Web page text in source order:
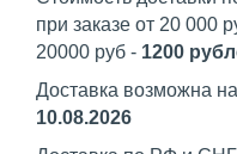
при заказе от 20 000
20000 руб - 1200
Доставка возможна на
10.08.2026